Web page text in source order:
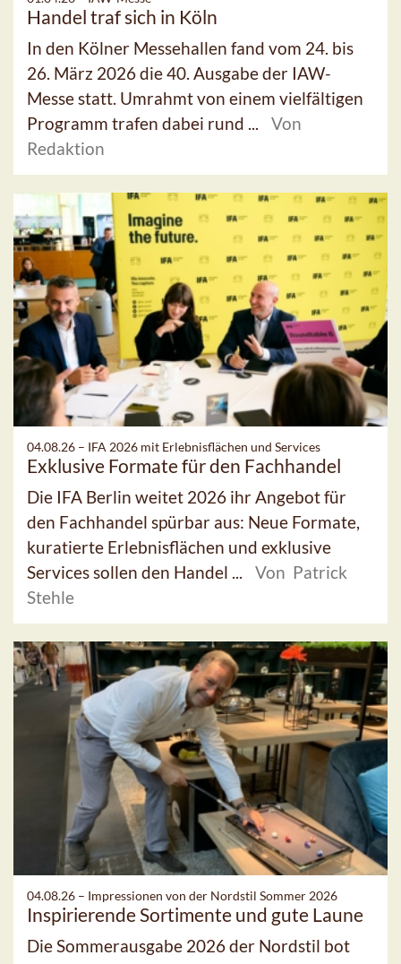
Handel traf sich in Köln
In den Kölner Messehallen fand vom 24. bis
26. März 2026 die 40. Ausgabe der IAW-
Messe statt. Umrahmt von einem vielfältigen
Programm trafen dabei rund ...
Von
Redaktion
04.08.26 – IFA 2026 mit Erlebnisflächen und Services
Exklusive Formate für den Fachhandel
Die IFA Berlin weitet 2026 ihr Angebot für
den Fachhandel spürbar aus: Neue Formate,
kuratierte Erlebnisflächen und exklusive
Services sollen den Handel ...
Von Patrick
Stehle
04.08.26 – Impressionen von der Nordstil Sommer 2026
Inspirierende Sortimente und gute Laune
Die Sommerausgabe 2026 der Nordstil bot